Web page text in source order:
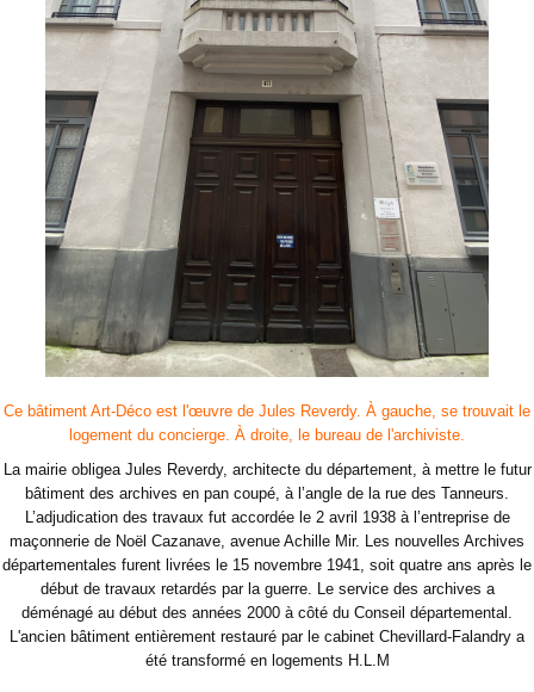
Ce bâtiment Art-Déco est l'œuvre de Jules Reverdy. À gauche, se trouvait le
logement du concierge. À droite, le bureau de l'archiviste.
La mairie obligea Jules Reverdy, architecte du département, à mettre le futur
bâtiment des archives en pan coupé, à l’angle de la rue des Tanneurs.
L’adjudication des travaux fut accordée le 2 avril 1938 à l’entreprise de
maçonnerie de Noël Cazanave, avenue Achille Mir. Les nouvelles Archives
départementales furent livrées le 15 novembre 1941, soit quatre ans après le
début de travaux retardés par la guerre. Le service des archives a
déménagé au début des années 2000 à côté du Conseil départemental.
L'ancien bâtiment entièrement restauré par le cabinet Chevillard-Falandry a
été transformé en logements H.L.M